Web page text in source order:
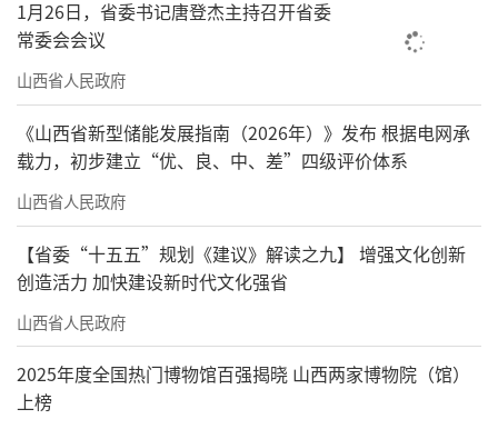
1月26日，省委书记唐登杰主持召开省委
常委会会议
山西省人民政府
《山西省新型储能发展指南（2026年）》发布 根据电网承
载力，初步建立“优、良、中、差”四级评价体系
山西省人民政府
【省委“十五五”规划《建议》解读之九】 增强文化创新
创造活力 加快建设新时代文化强省
山西省人民政府
2025年度全国热门博物馆百强揭晓 山西两家博物院（馆）
上榜